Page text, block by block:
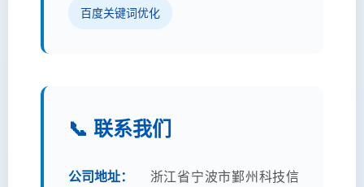
百度关键词优化
📞 联系我们
公司地址：
浙江省宁波市鄞州科技信